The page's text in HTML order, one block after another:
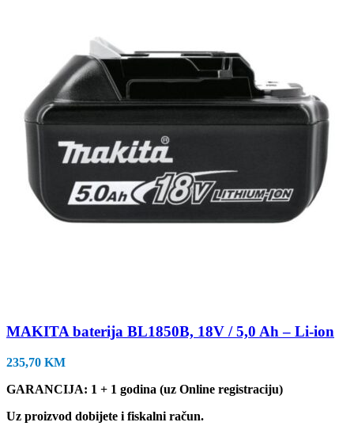
MAKITA baterija BL1850B, 18V / 5,0 Ah – Li-ion
235,70 KM
GARANCIJA: 1 + 1 godina (uz Online registraciju)
Uz proizvod dobijete i fiskalni račun.